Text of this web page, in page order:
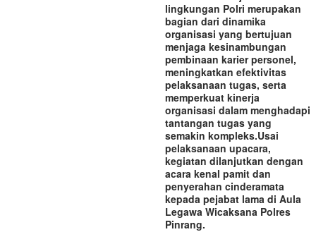
lingkungan Polri merupakan
bagian dari dinamika
organisasi yang bertujuan
menjaga kesinambungan
pembinaan karier personel,
meningkatkan efektivitas
pelaksanaan tugas, serta
memperkuat kinerja
organisasi dalam menghadapi
tantangan tugas yang
semakin kompleks.‎‎Usai
pelaksanaan upacara,
kegiatan dilanjutkan dengan
acara kenal pamit dan
penyerahan cinderamata
kepada pejabat lama di Aula
Legawa Wicaksana Polres
Pinrang.